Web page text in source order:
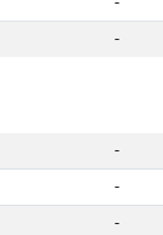
-
-
-
-